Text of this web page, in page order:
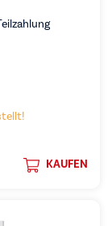
KAUFEN